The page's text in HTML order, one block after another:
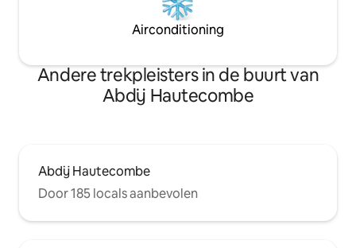
Airconditioning
Andere trekpleisters in de buurt van
Abdij Hautecombe
Abdij Hautecombe
Door 185 locals aanbevolen